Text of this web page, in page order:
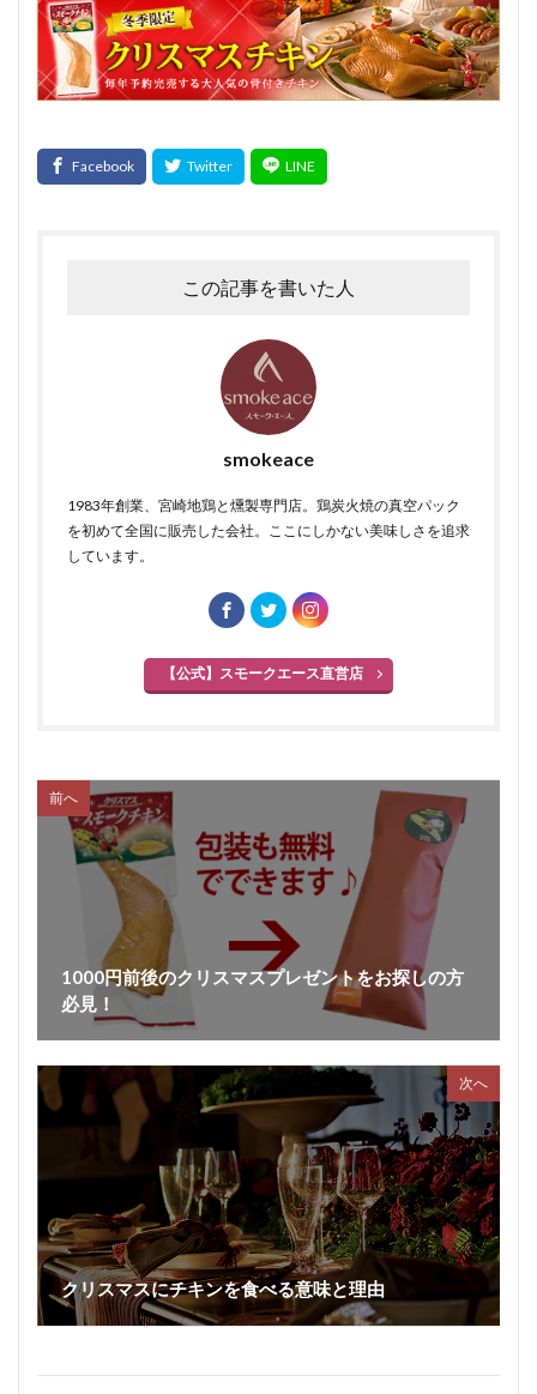
この記事を書いた人
smokeace
1983年創業、宮崎地鶏と燻製専門店。鶏炭火焼の真空パック
を初めて全国に販売した会社。ここにしかない美味しさを追求
しています。
【公式】スモークエース直営店
前へ
1000円前後のクリスマスプレゼントをお探しの方
必見！
次へ
クリスマスにチキンを食べる意味と理由